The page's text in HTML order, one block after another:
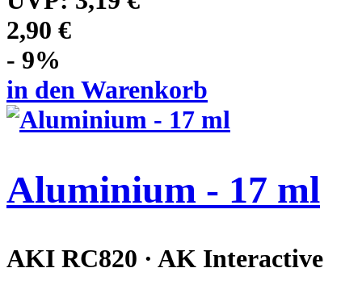
2,90 €
- 9%
in den Warenkorb
Aluminium - 17 ml
AKI RC820 · AK Interactive